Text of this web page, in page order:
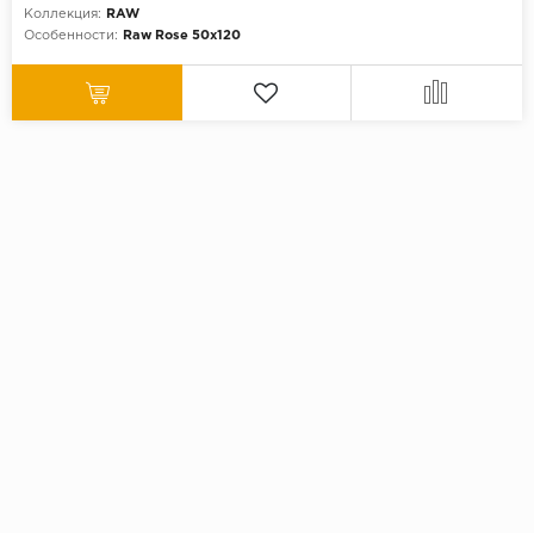
Коллекция:
RAW
Особенности:
Raw Rose 50x120